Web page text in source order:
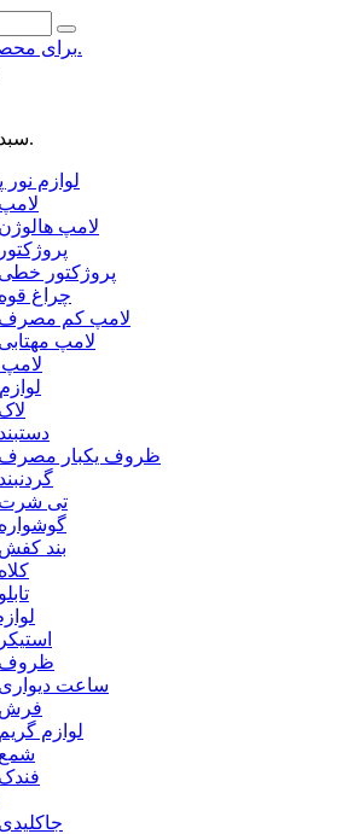
برای محصولات بیشتر کلیک کنید.
سبد خرید شما خالی است.
لوازم
لامپ
پروژکتور
چراغ
لامپ کم مصرف
لامپ
ظروف یکبار مصرف
تی شرت
بند
ظروف
ساعت
فرش
لوازم
شمع